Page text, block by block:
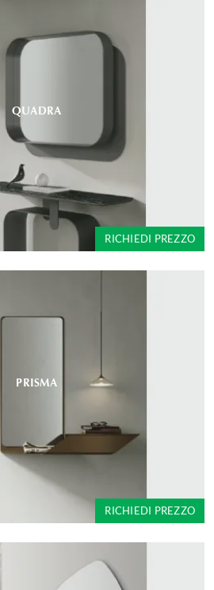
QUADRA
RICHIEDI PREZZO
PRISMA
RICHIEDI PREZZO